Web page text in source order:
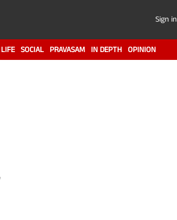
Sign in
LIFE SOCIAL PRAVASAM IN DEPTH OPINION